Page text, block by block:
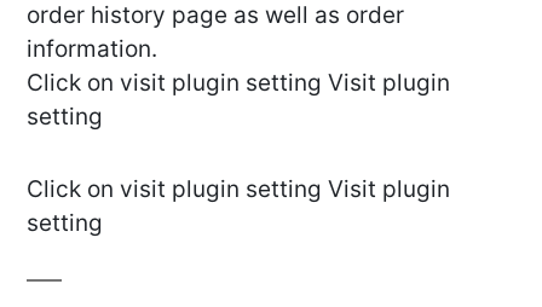
order history page as well as order
information.
Click on visit plugin setting Visit plugin
setting
Click on visit plugin setting Visit plugin
setting